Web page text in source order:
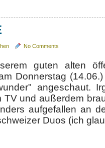
No Comments
guten alten
Donnerstag
angeschaut.
TV und außerdem
aufgefallen an
Duos (ich